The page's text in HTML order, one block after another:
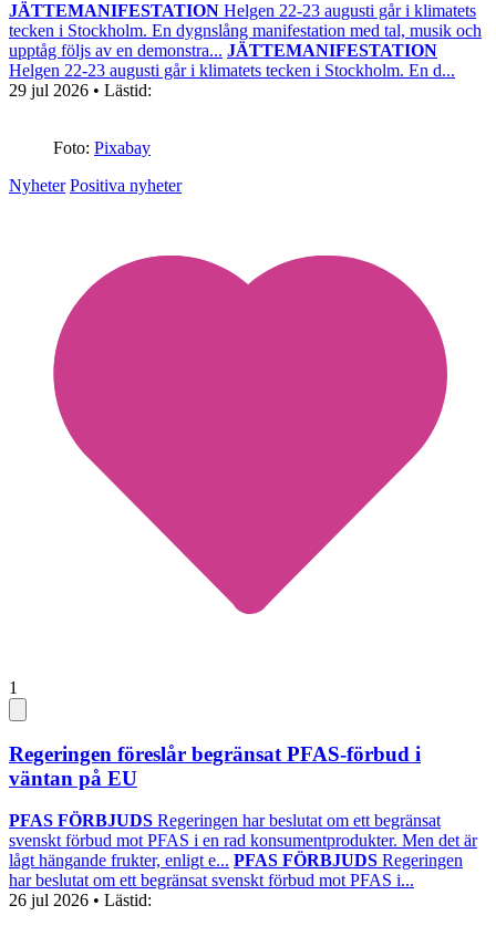
JÄTTEMANIFESTATION Helgen 22-23 augusti går i klimatets
tecken i Stockholm. En dygnslång manifestation med tal, musik och
upptåg följs av en demonstra... JÄTTEMANIFESTATION
Helgen 22-23 augusti går i klimatets tecken i Stockholm. En d...
29 jul 2026 • Lästid:
Foto: Pixabay
Nyheter Positiva nyheter
1
Regeringen föreslår begränsat PFAS-förbud i
väntan på EU
PFAS FÖRBJUDS Regeringen har beslutat om ett begränsat
svenskt förbud mot PFAS i en rad konsumentprodukter. Men det är
lågt hängande frukter, enligt e... PFAS FÖRBJUDS Regeringen
har beslutat om ett begränsat svenskt förbud mot PFAS i...
26 jul 2026 • Lästid: